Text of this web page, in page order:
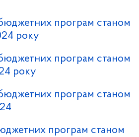
програм станом
року
програм станом
року
програм станом
програм станом